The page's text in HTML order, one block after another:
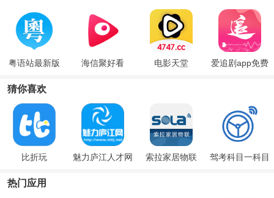
粤语站最新版 海信聚好看 电影天堂
爱追剧app免费
猜你喜欢
比折玩 魅力庐江人才网 索拉家居物联
驾考科目一科目
热门应用